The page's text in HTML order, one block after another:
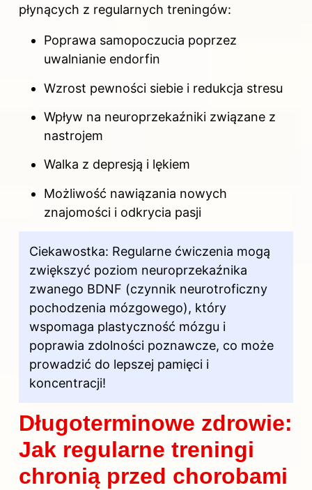
płynących z regularnych treningów:
Poprawa samopoczucia poprzez
uwalnianie endorfin
Wzrost pewności siebie i redukcja stresu
Wpływ na neuroprzekaźniki związane z
nastrojem
Walka z depresją i lękiem
Możliwość nawiązania nowych
znajomości i odkrycia pasji
Ciekawostka: Regularne ćwiczenia mogą
zwiększyć poziom neuroprzekaźnika
zwanego BDNF (czynnik neurotroficzny
pochodzenia mózgowego), który
wspomaga plastyczność mózgu i
poprawia zdolności poznawcze, co może
prowadzić do lepszej pamięci i
koncentracji!
Długoterminowe zdrowie:
Jak regularne treningi
chronią przed chorobami